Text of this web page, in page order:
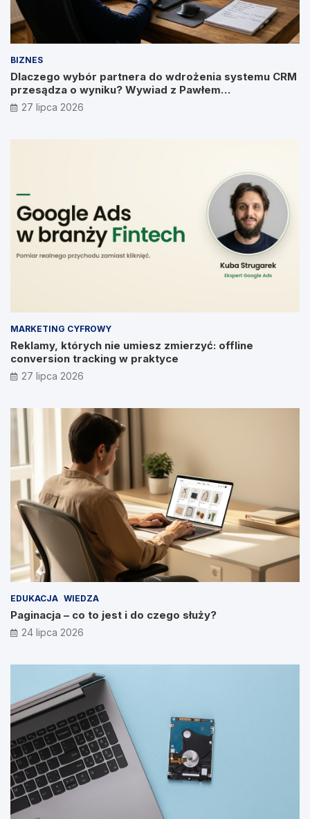
BIZNES
Dlaczego wybór partnera do wdrożenia systemu CRM
przesądza o wyniku? Wywiad z Pawłem
Prymakowskim, CEO IT Vision
27 lipca 2026
MARKETING CYFROWY
Reklamy, których nie umiesz zmierzyć: offline
conversion tracking w praktyce
27 lipca 2026
EDUKACJA WIEDZA
Paginacja – co to jest i do czego służy?
24 lipca 2026